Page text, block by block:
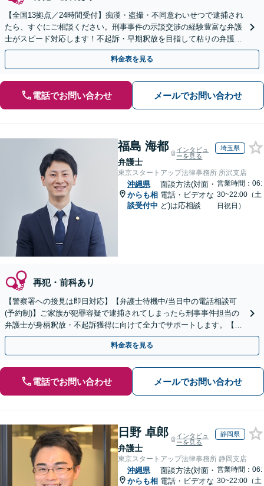
【全国13拠点／24時間受付】痴漢・盗撮・不同意わいせつで逮捕され
たら、すぐにご相談ください。刑事事件の示談交渉の経験豊富な弁護
士がスピード対応します！不起訴・早期釈放を目指して粘りの弁護活
動を行います。
料金表を見る
電話でお問い合わせ メールでお問い合わせ
福島 海都
弁護士
インタビュ
ーを見る
埼玉県
東京スタートアップ法律事務所 所沢支店
沖縄県
からも相
談受付中
面談方法(対面・
電話・ビデオな
ど)は応相談
営業時間：06:
30~22:00（土
日祝日）
再犯・前科あり
【警察署への接見は即日対応】【弁護士待機中/当日中の電話相談可
(予約制)】ご家族が犯罪容疑で逮捕されてしまったら刑事事件担当の
弁護士が身柄釈放・不起訴獲得に向けて全力でサポートします。【毎
月100名以上の相談実績】【全国対応】
料金表を見る
電話でお問い合わせ メールでお問い合わせ
日野 卓郎
弁護士
インタビュ
ーを見る
静岡県
東京スタートアップ法律事務所 静岡支店
沖縄県
からも相
面談方法(対面・
電話・ビデオな
営業時間：06:
30~22:00（土